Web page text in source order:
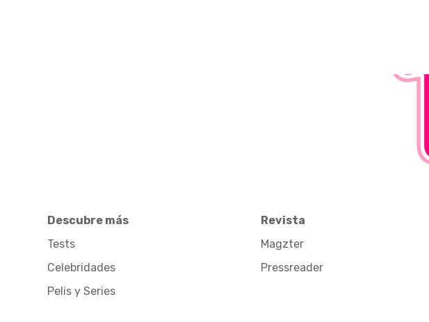
Descubre más
Tests
Celebridades
Pelis y Series
Revista
Magzter
Pressreader